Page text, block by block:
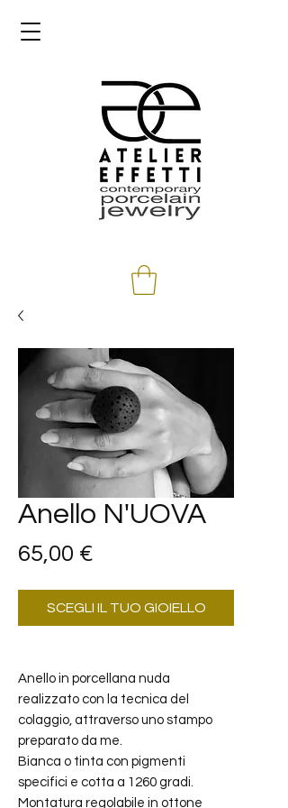
Anello N'UOVA
65,00 €
SCEGLI IL TUO GIOIELLO
Anello in porcellana nuda
realizzato con la tecnica del
colaggio, attraverso uno stampo
preparato da me.
Bianca o tinta con pigmenti
specifici e cotta a 1260 gradi.
Montatura regolabile in ottone